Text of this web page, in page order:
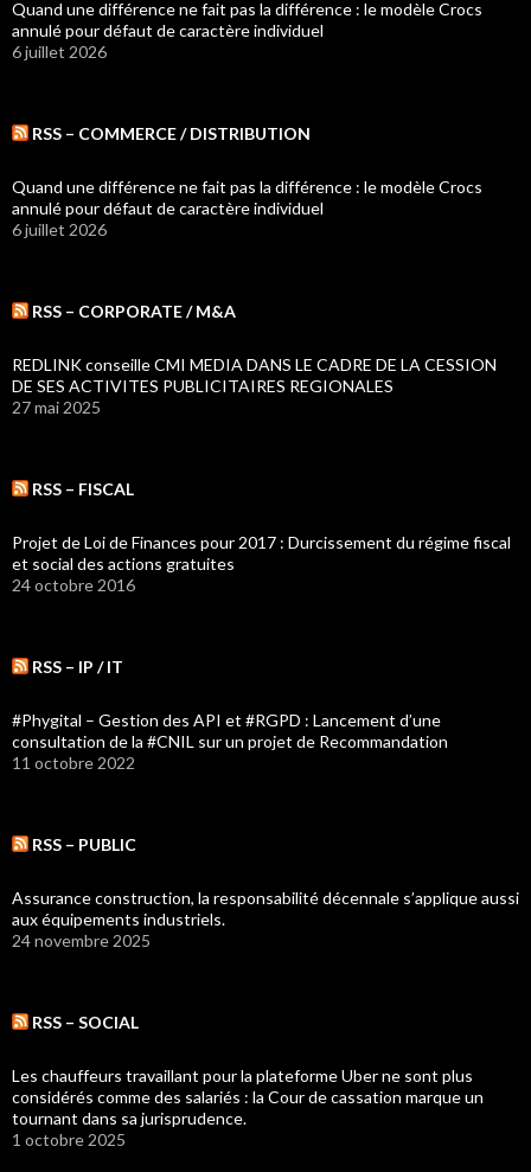
Quand une différence ne fait pas la différence : le modèle Crocs
annulé pour défaut de caractère individuel
6 juillet 2026
RSS – COMMERCE / DISTRIBUTION
Quand une différence ne fait pas la différence : le modèle Crocs
annulé pour défaut de caractère individuel
6 juillet 2026
RSS – CORPORATE / M&A
REDLINK conseille CMI MEDIA DANS LE CADRE DE LA CESSION
DE SES ACTIVITES PUBLICITAIRES REGIONALES
27 mai 2025
RSS – FISCAL
Projet de Loi de Finances pour 2017 : Durcissement du régime fiscal
et social des actions gratuites
24 octobre 2016
RSS – IP / IT
#Phygital – Gestion des API et #RGPD : Lancement d’une
consultation de la #CNIL sur un projet de Recommandation
11 octobre 2022
RSS – PUBLIC
Assurance construction, la responsabilité décennale s’applique aussi
aux équipements industriels.
24 novembre 2025
RSS – SOCIAL
Les chauffeurs travaillant pour la plateforme Uber ne sont plus
considérés comme des salariés : la Cour de cassation marque un
tournant dans sa jurisprudence.
1 octobre 2025